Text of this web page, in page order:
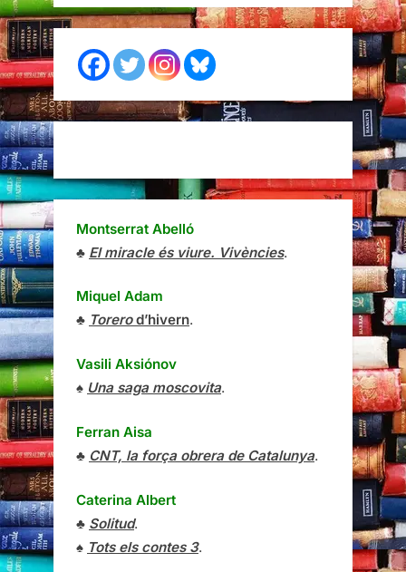
Montserrat Abelló
♣ El miracle és viure. Vivències.
Miquel Adam
♣ Torerod’hivern.
Vasili Aksiónov
♠ Una saga moscovita.
Ferran Aisa
♣ CNT, la força obrera de Catalunya.
Caterina Albert
♣ Solitud.
♠ Tots els contes 3.